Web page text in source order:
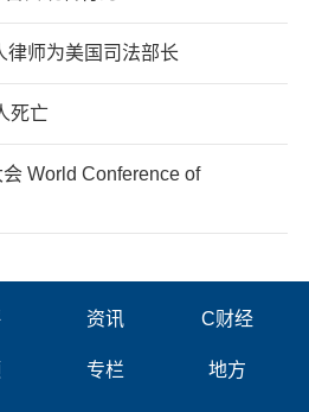
律师为美国司法部长
死亡
World Conference of
资讯 C财经
专栏 地方